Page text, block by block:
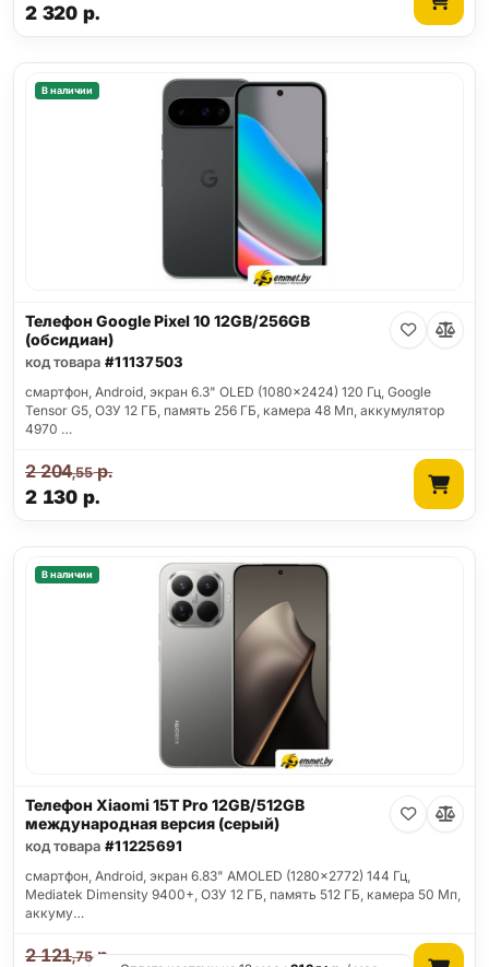
2 320 р.
В наличии
Телефон Google Pixel 10 12GB/256GB
(обсидиан)
код товара #11137503
смартфон, Android, экран 6.3" OLED (1080x2424) 120 Гц, Google
Tensor G5, ОЗУ 12 ГБ, память 256 ГБ, камера 48 Мп, аккумулятор
4970 …
2 130 р.
2 204,55р.
В наличии
Телефон Xiaomi 15T Pro 12GB/512GB
международная версия (серый)
код товара #11225691
смартфон, Android, экран 6.83" AMOLED (1280x2772) 144 Гц,
Mediatek Dimensity 9400+, ОЗУ 12 ГБ, память 512 ГБ, камера 50 Мп,
аккуму…
2 121,75р.